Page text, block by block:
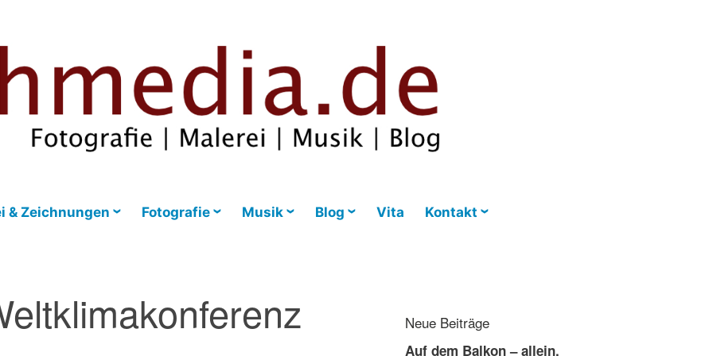
& Zeichnungen Fotografie Musik Blog Vita Kontakt
Neue Beiträge
Auf dem Balkon – allein,